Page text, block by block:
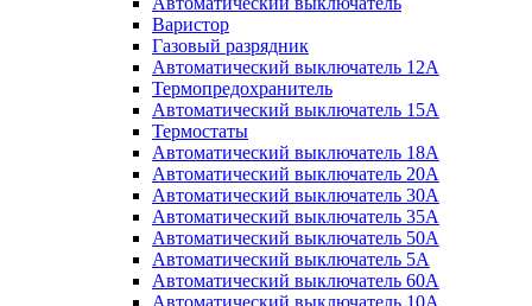
Варистор
Газовый разрядник
Автоматический выключатель 12А
Термопредохранитель
Автоматический выключатель 15А
Термостаты
Автоматический выключатель 18А
Автоматический выключатель 20А
Автоматический выключатель 30А
Автоматический выключатель 35А
Автоматический выключатель 50А
Автоматический выключатель 5А
Автоматический выключатель 60А
Автоматический выключатель 10А